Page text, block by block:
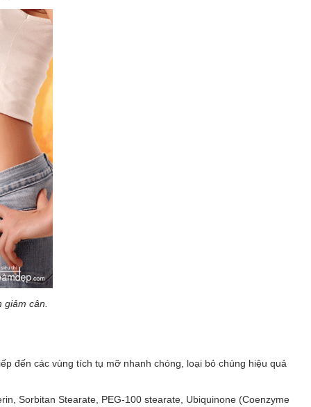
cân.
đến các vùng tích tụ mỡ nhanh chóng, loại bỏ chúng hiệu quả
Sorbitan Stearate, PEG-100 stearate, Ubiquinone (Coenzyme